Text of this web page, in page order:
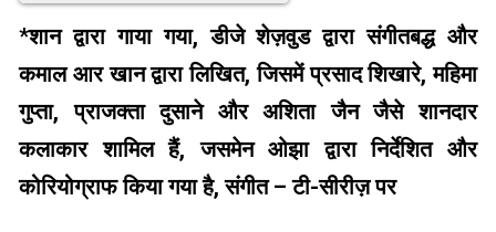
*शान द्वारा गाया गया, डीजे शेज़वुड द्वारा संगीतबद्ध और
कमाल आर खान द्वारा लिखित, जिसमें प्रसाद शिखारे, महिमा
गुप्ता, प्राजक्ता दुसाने और अशिता जैन जैसे शानदार
कलाकार शामिल हैं, जसमेन ओझा द्वारा निर्देशित और
कोरियोग्राफ किया गया है, संगीत – टी-सीरीज़ पर